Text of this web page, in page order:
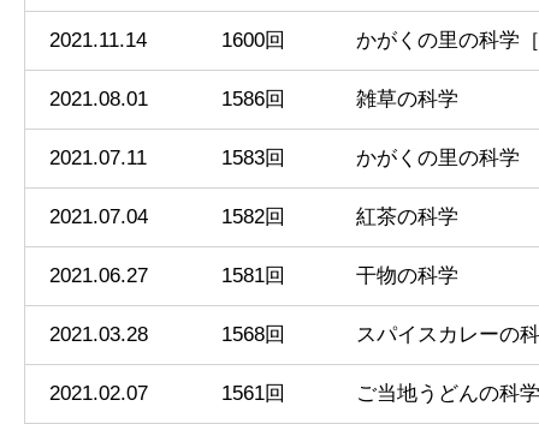
2021.11.14 1600回 かがくの里の科学
2021.08.01 1586回 雑草の科学
2021.07.11 1583回 かがくの里の科学
2021.07.04 1582回 紅茶の科学
2021.06.27 1581回 干物の科学
2021.03.28 1568回 スパイスカレーの
2021.02.07 1561回 ご当地うどんの科学